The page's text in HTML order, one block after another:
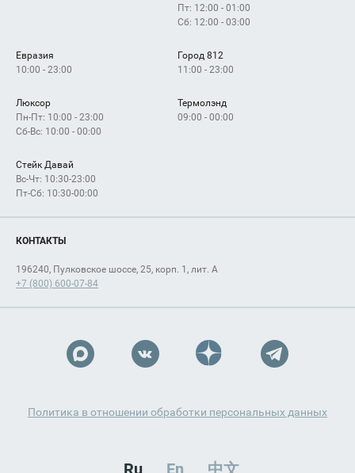
Пт: 12:00 - 01:00
Сб: 12:00 - 03:00
Евразия
10:00 - 23:00
Город 812
11:00 - 23:00
Люксор
Пн-Пт: 10:00 - 23:00
Сб-Вс: 10:00 - 00:00
Термолэнд
09:00 - 00:00
Стейк Давай
Вс-Чт: 10:30-23:00
Пт-Сб: 10:30-00:00
КОНТАКТЫ
196240, Пулковское шоссе, 25, корп. 1, лит. А
+7 (800) 600-07-84
Политика в отношении обработки персональных данных
Ru En 中文